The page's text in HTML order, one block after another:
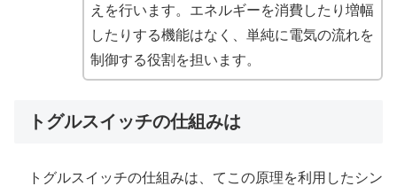
えを行います。エネルギーを消費したり増幅
したりする機能はなく、単純に電気の流れを
制御する役割を担います。
トグルスイッチの仕組みは
トグルスイッチの仕組みは、てこの原理を利用したシン